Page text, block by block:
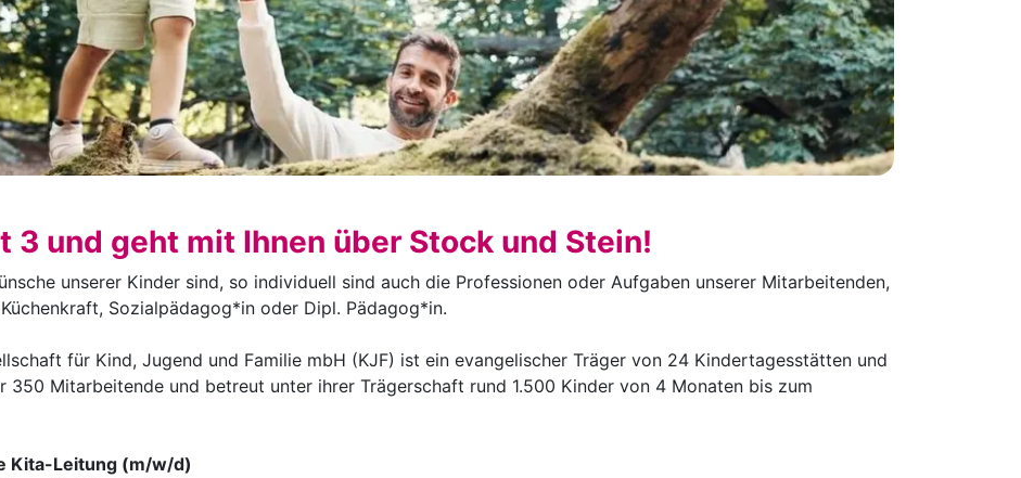
3 und geht mit Ihnen über Stock und Stein!
unserer Kinder sind, so individuell sind auch die Professionen oder Aufgaben unserer Mitarbeitenden,
Sozialpädagog*in oder Dipl. Pädagog*in.
für Kind, Jugend und Familie mbH (KJF) ist ein evangelischer Träger von 24 Kindertagesstätten und
350 Mitarbeitende und betreut unter ihrer Trägerschaft rund 1.500 Kinder von 4 Monaten bis zum
Kita-Leitung (m/w/d)